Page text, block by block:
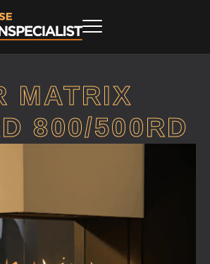
MATRIX
800/500RD